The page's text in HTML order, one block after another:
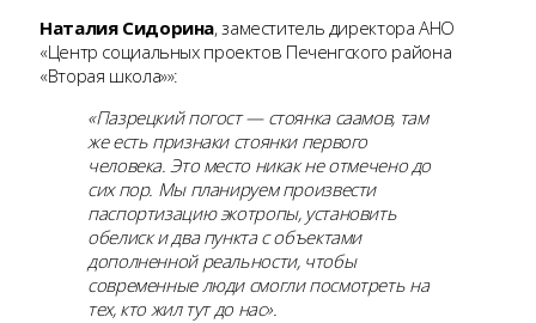
Наталия Сидорина, заместитель директора АНО
«Центр социальных проектов Печенгского района
«Вторая школа»»:
«Пазрецкий погост — стоянка саамов, там
же есть признаки стоянки первого
человека. Это место никак не отмечено до
сих пор. Мы планируем произвести
паспортизацию экотропы, установить
обелиск и два пункта с объектами
дополненной реальности, чтобы
современные люди смогли посмотреть на
тех, кто жил тут до нас».